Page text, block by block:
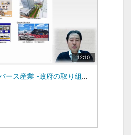
12:10
【02-007】メタバース産業 -政府の取り組み、法改正からビジネスを考える その7（2024/2/9）